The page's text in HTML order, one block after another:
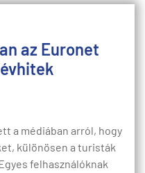
az Euronet
a médiában arról, hogy
különösen a turisták
felhasználóknak